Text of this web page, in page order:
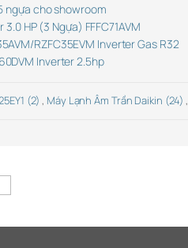
ngựa cho showroom
HP (3 Ngựa) FFFC71AVM
RZFC35EVM Inverter Gas R32
Inverter 2.5hp
(2), Máy Lạnh Âm Trần Daikin (24),